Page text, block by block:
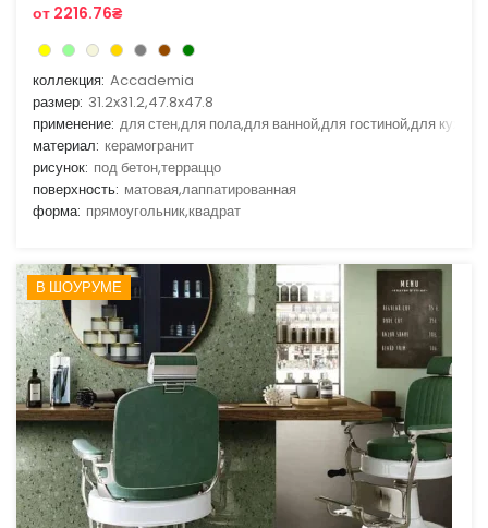
от 2216.76₴
коллекция: Accademia
размер: 31.2x31.2,47.8x47.8
применение: для стен,для пола,для ванной,для гостиной,для кухни
материал: керамогранит
рисунок: под бетон,терраццо
поверхность: матовая,лаппатированная
форма: прямоугольник,квадрат
В ШОУРУМЕ